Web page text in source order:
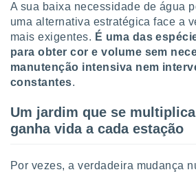
A sua baixa necessidade de água
uma alternativa estratégica face a
mais exigentes. É uma das
para obter cor e volume sem
manutenção intensiva nem
constantes.
Um jardim que se
ganha vida a cada estação
Por vezes, a verdadeira mudança